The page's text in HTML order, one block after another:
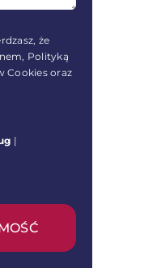
że
Polityką
Cookies oraz
|